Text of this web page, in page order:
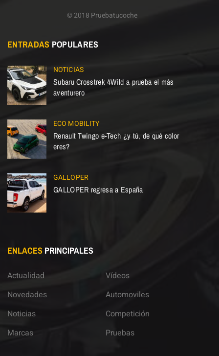
© 2018 Pruebatucoche
ENTRADAS POPULARES
NOTICIAS
Subaru Crosstrek 4Wild a prueba el más
aventurero
ECO MOBILITY
Renault Twingo e-Tech ¿y tú, de qué color
eres?
GALLOPER
GALLOPER regresa a España
ENLACES PRINCIPALES
Actualidad
Novedades
Noticias
Marcas
Vídeos
Automoviles
Competición
Pruebas